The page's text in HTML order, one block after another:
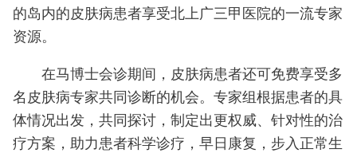
的岛内的皮肤病患者享受北上广三甲医院的一流专家
资源。
在马博士会诊期间，皮肤病患者还可免费享受多
名皮肤病专家共同诊断的机会。专家组根据患者的具
体情况出发，共同探讨，制定出更权威、针对性的治
疗方案，助力患者科学诊疗，早日康复，步入正常生